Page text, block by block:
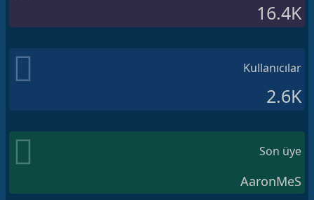
16.4K
Kullanıcılar
2.6K
Son üye
AaronMeS